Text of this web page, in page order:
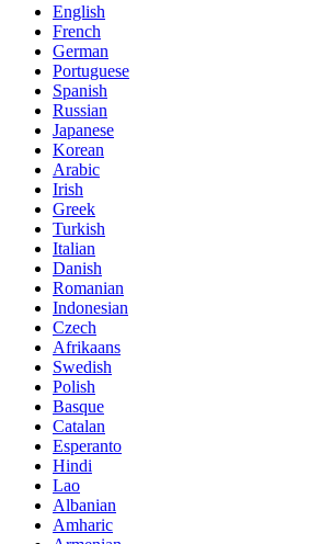
English
French
German
Portuguese
Spanish
Russian
Japanese
Korean
Arabic
Irish
Greek
Turkish
Italian
Danish
Romanian
Indonesian
Czech
Afrikaans
Swedish
Polish
Basque
Catalan
Esperanto
Hindi
Lao
Albanian
Amharic